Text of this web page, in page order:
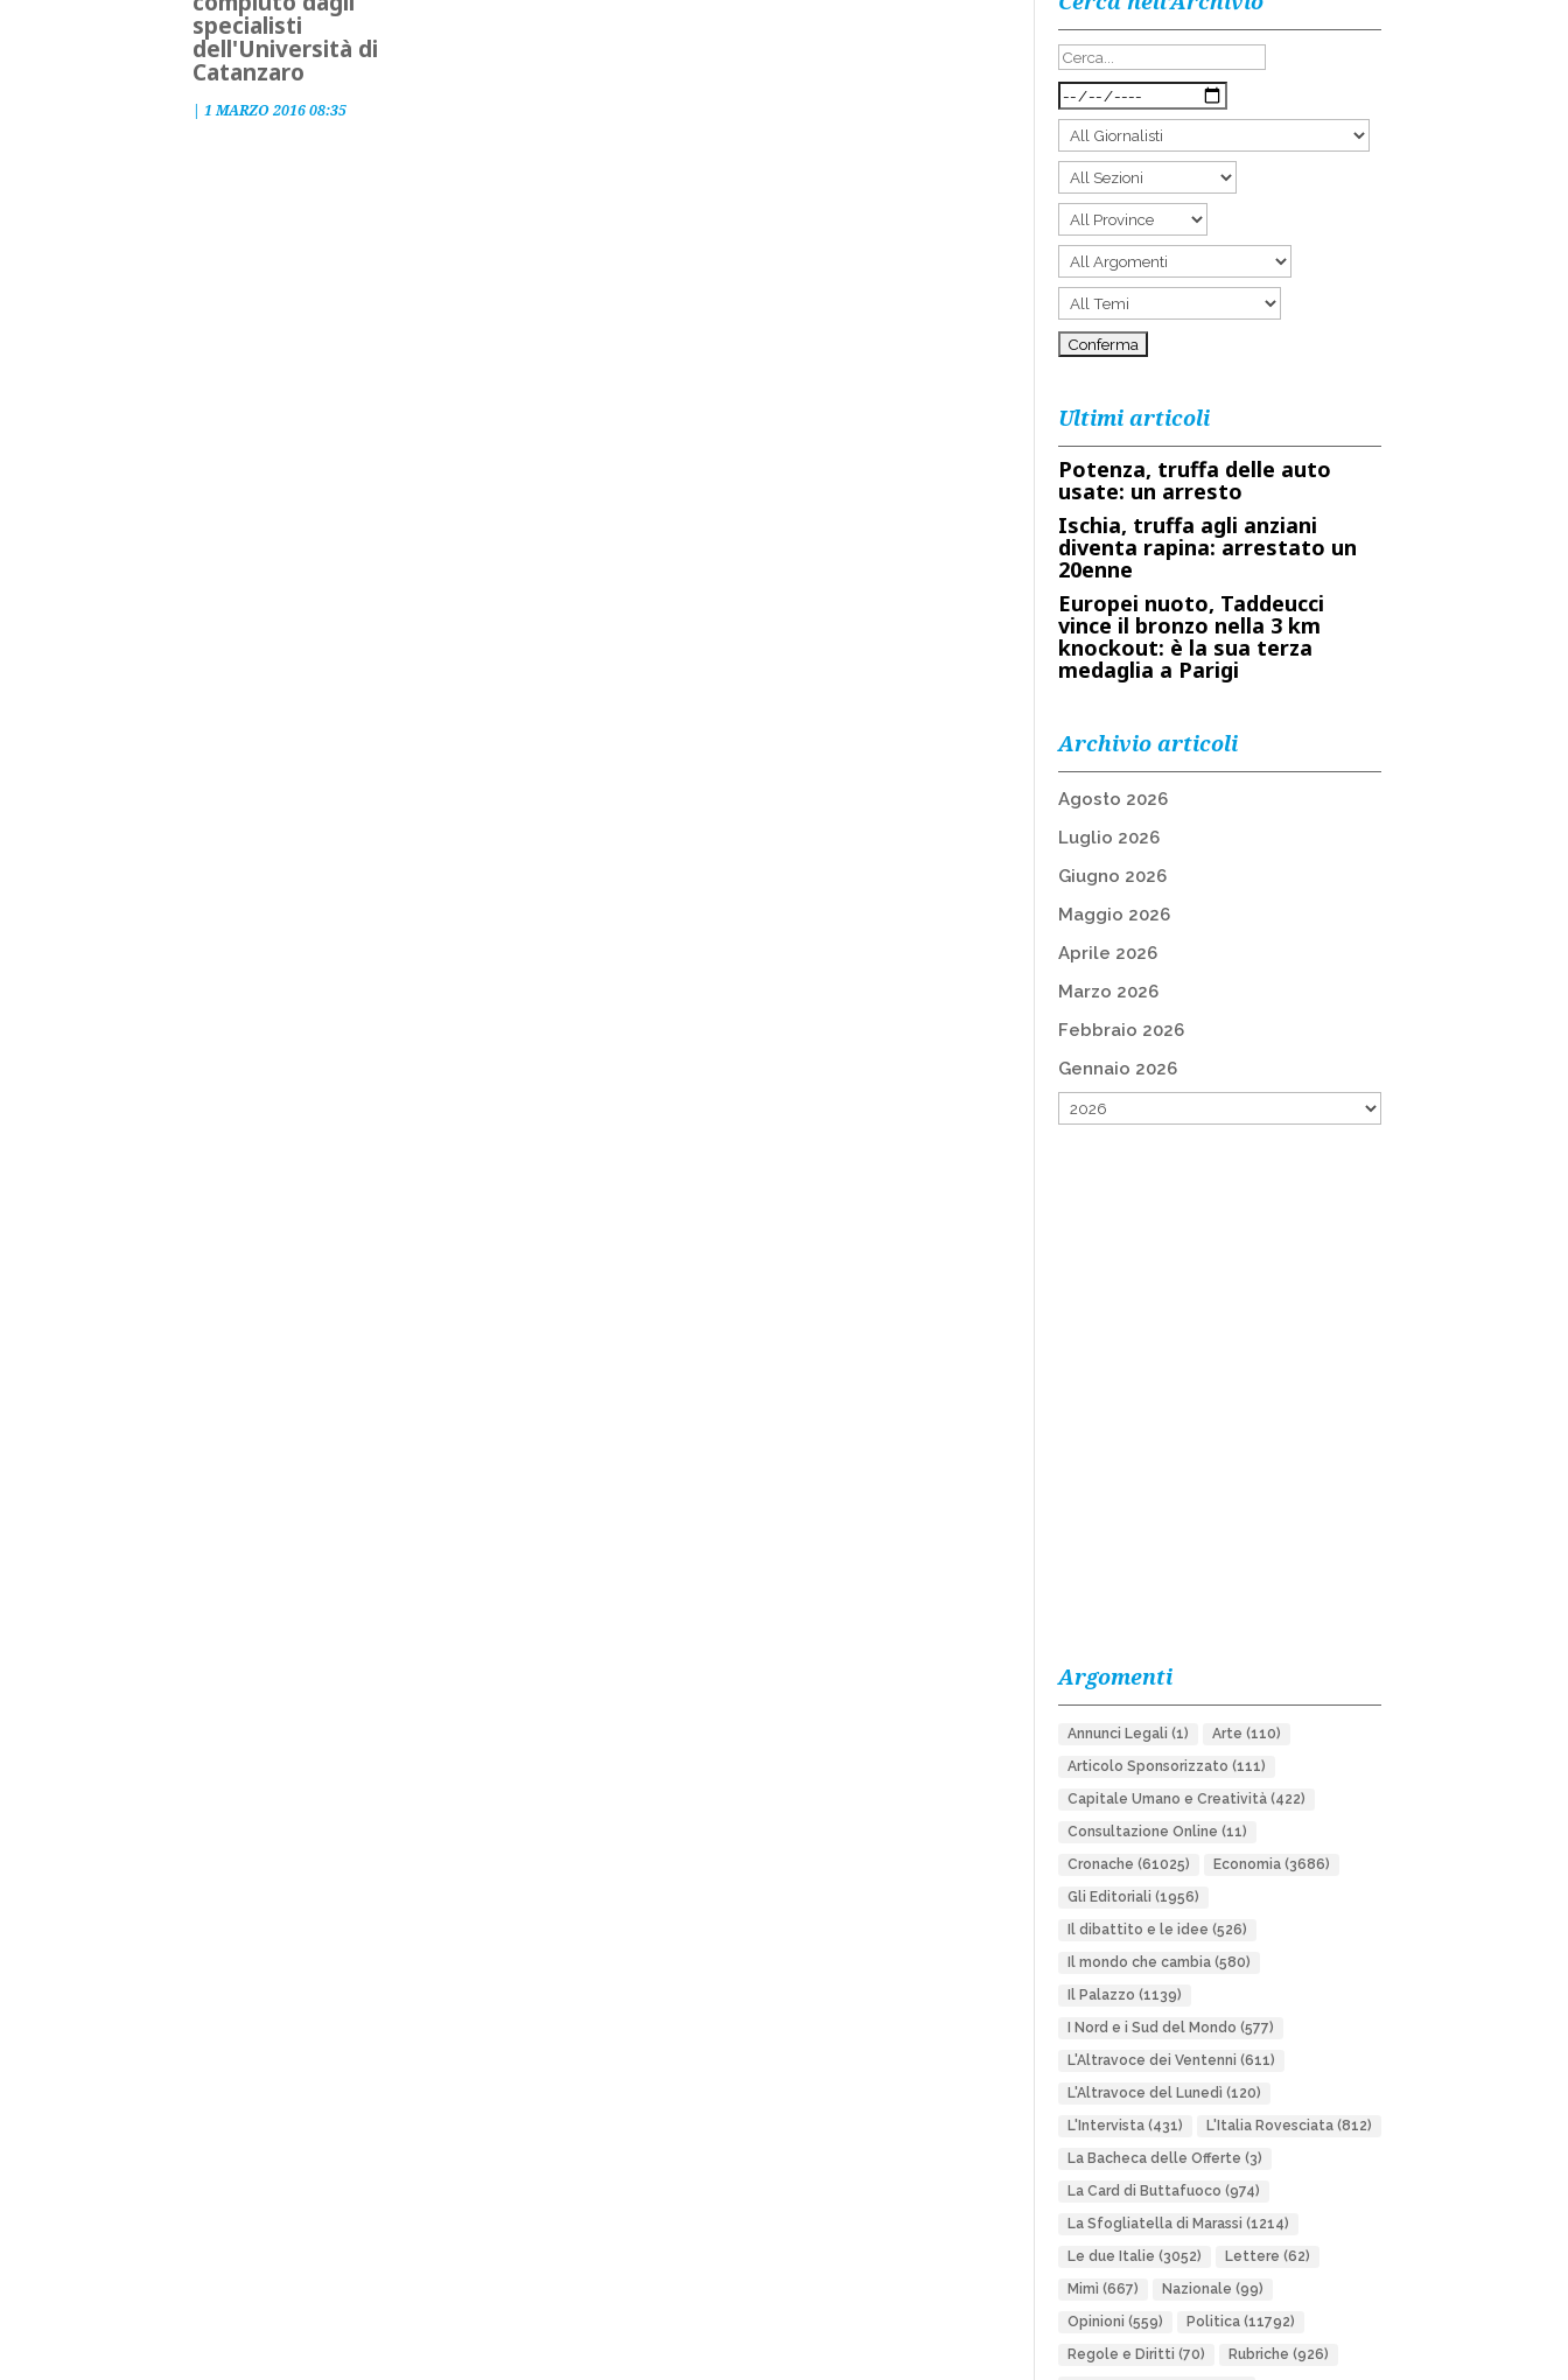
specialisti
dell'Università di
Catanzaro
| 1 MARZO 2016 08:35
Ultimi articoli
Potenza, truffa delle auto
usate: un arresto
Ischia, truffa agli anziani
diventa rapina: arrestato un
20enne
Europei nuoto, Taddeucci
vince il bronzo nella 3 km
knockout: è la sua terza
medaglia a Parigi
Archivio articoli
Agosto 2026
Luglio 2026
Giugno 2026
Maggio 2026
Aprile 2026
Marzo 2026
Febbraio 2026
Gennaio 2026
Argomenti
Annunci Legali (1) Arte (110)
Articolo Sponsorizzato (111)
Capitale Umano e Creatività(422)
Consultazione Online (11)
Cronache (61025) Economia(3686)
Gli Editoriali (1956)
Il dibattito e le idee (526)
Il mondo che cambia(580)
Il Palazzo (1139)
I Nord e i Sud del Mondo (577)
L'Altravoce dei Ventenni (611)
L'Altravoce del Lunedì (120)
L'Intervista(431) L'Italia Rovesciata(812)
La Bacheca delle Offerte (3)
La Card di Buttafuoco (974)
La Sfogliatella di Marassi (1214)
Le due Italie (3052) Lettere (62)
Mimì (667) Nazionale (99)
Opinioni (559) Politica(11792)
Regole e Diritti (70) Rubriche (926)